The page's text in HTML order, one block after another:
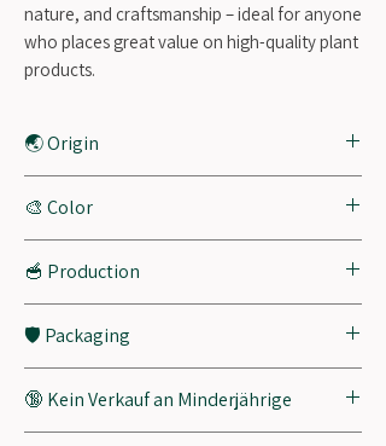
nature, and craftsmanship – ideal for anyone
who places great value on high-quality plant
products.
🌏 Origin
🎨 Color
🥣 Production
🛡️ Packaging
quality stand-up pouches specially
developed for delicate natural products
🔞 Kein Verkauf an Minderjährige